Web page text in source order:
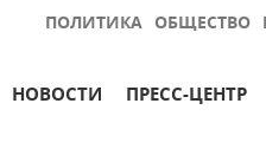
ПОЛИТИКА ОБЩЕСТВО
НОВОСТИ ПРЕСС-ЦЕНТР